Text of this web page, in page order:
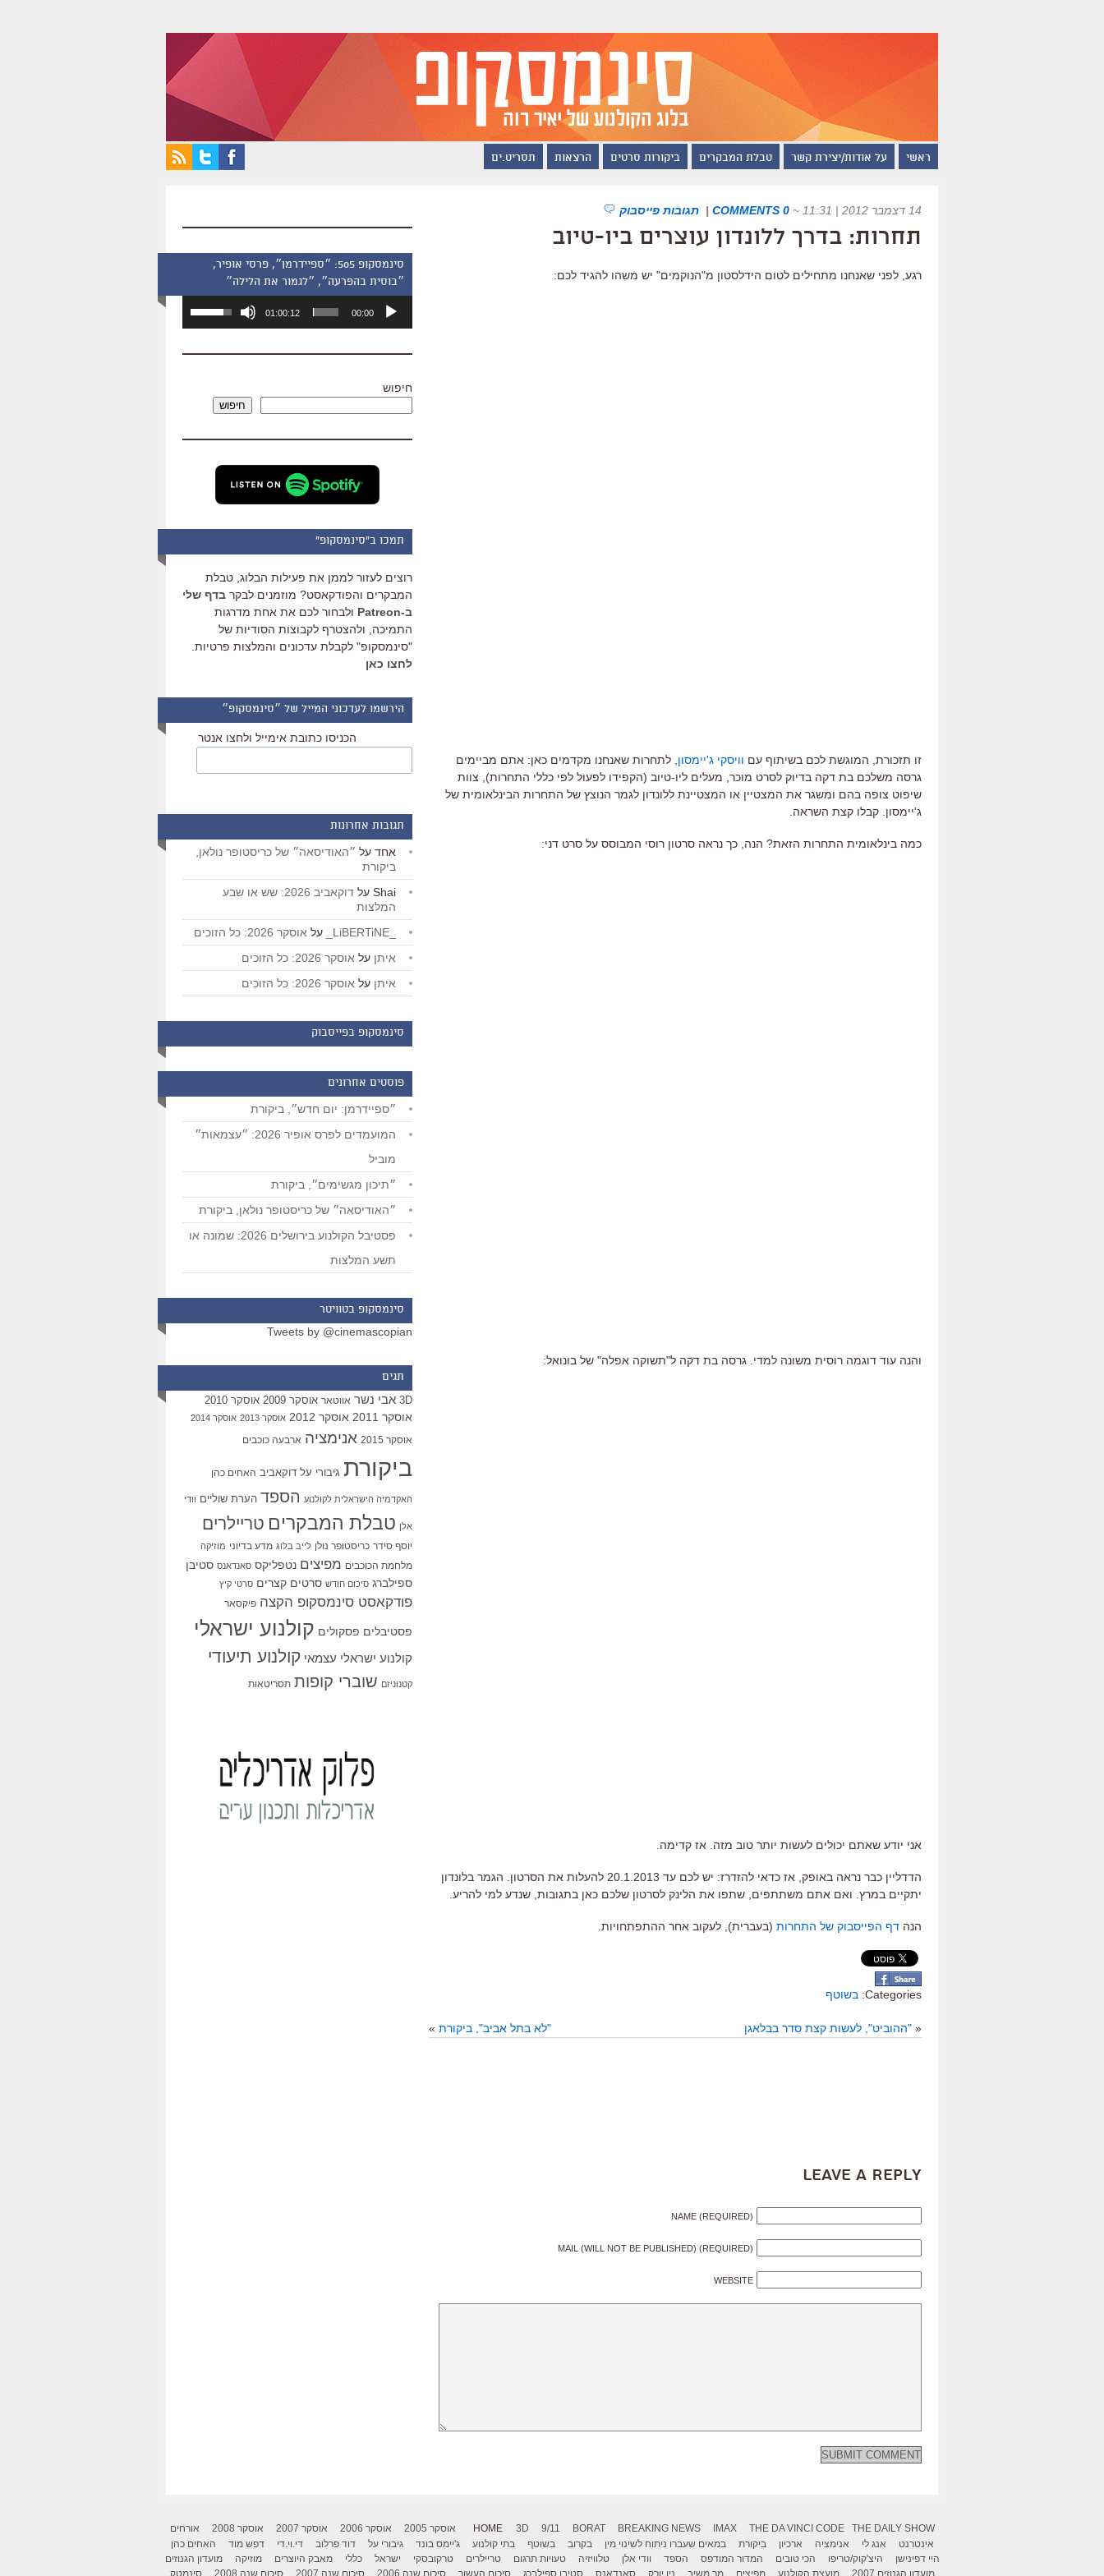
ראשי על אודות/יצירת קשר טבלת המבקרים ביקורות סרטים הרצאות תסריט.ים
14 דצמבר 2012 | 11:31 ~
0 COMMENTS
| תגובות פייסבוק
תחרות: בדרך ללונדון עוצרים ביו-טיוב
רגע, לפני שאנחנו מתחילים לטום הידלסטון מ"הנוקמים" יש משהו להגיד לכם:
זו תזכורת, המוגשת לכם בשיתוף עם וויסקי ג'יימסון , לתחרות שאנחנו מקדמים כאן: אתם מביימים
גרסה משלכם בת דקה בדיוק לסרט מוכר, מעלים ליו-טיוב (הקפידו לפעול לפי כללי התחרות), צוות
שיפוט צופה בהם ומשגר את המצטיין או המצטיינת ללונדון לגמר הנוצץ של התחרות הבינלאומית של
ג'יימסון. קבלו קצת השראה.
כמה בינלאומית התחרות הזאת? הנה, כך נראה סרטון רוסי המבוסס על סרט דני:
והנה עוד דוגמה רוסית משונה למדי. גרסה בת דקה ל"תשוקה אפלה" של בונואל:
אני יודע שאתם יכולים לעשות יותר טוב מזה. אז קדימה.
הדדליין כבר נראה באופק, אז כדאי להזדרז: יש לכם עד 20.1.2013 להעלות את הסרטון. הגמר בלונדון
יתקיים במרץ. ואם אתם משתתפים, שתפו את הלינק לסרטון שלכם כאן בתגובות, שנדע למי להריע.
הנה דף הפייסבוק של התחרות (בעברית), לעקוב אחר ההתפתחויות.
Categories: בשוטף
« "ההוביט", לעשות קצת סדר בבלאגן "לא בתל אביב", ביקורת »
Leave a Reply
NAME (REQUIRED)
MAIL (WILL NOT BE PUBLISHED) (REQUIRED)
WEBSITE
סינמסקופ 505: ״ספיידרמן״, פרסי אופיר,
״בוסית בהפרעה״, ״לגמור את הלילה״
אודיו
00:00
01:00:12
השתמש
כדי
שמע.
חיפוש
חיפוש
תמכו ב"סינמסקופ"
רוצים לעזור לממן את פעילות הבלוג, טבלת
המבקרים והפודקאסט? מוזמנים לבקר בדף שלי
ב-Patreon
ולבחור לכם את אחת מדרגות
התמיכה, ולהצטרף לקבוצות הסודיות של
"סינמסקופ" לקבלת עדכונים והמלצות פרטיות.
לחצו כאן
הירשמו לעדכוני המייל של ״סינמסקופ״
הכניסו כתובת אימייל ולחצו אנטר
תגובות אחרונות
אחד על ״האודיסאה״ של כריסטופר נולאן,
ביקורת
Shai על
דוקאביב 2026: שש או שבע
המלצות
על אוסקר 2026: כל הזוכים
איתן על אוסקר 2026: כל הזוכים
איתן על אוסקר 2026: כל הזוכים
סינמסקופ בפייסבוק
פוסטים אחרונים
״ספיידרמן: יום חדש״, ביקורת
המועמדים לפרס אופיר 2026: ״עצמאות״
מוביל
״תיכון מגשימים״, ביקורת
״האודיסאה״ של כריסטופר נולאן, ביקורת
פסטיבל הקולנוע בירושלים 2026: שמונה או
תשע המלצות
סינמסקופ בטוויטר
Tweets by @cinemascopian
תגים
3D אבי נשר אווטאר אוסקר 2009 אוסקר 2010
אוסקר 2011 אוסקר 2012 אוסקר 2013 אוסקר 2014
אוסקר 2015 אנימציה ארבעה כוכבים
ביקורת גיבורי על דוקאביב האחים כהן
האקדמיה הישראלית לקולנוע הספד הערת שוליים וודי
אלן טבלת המבקרים טריילרים
יוסף סידר כריסטופר נולן לייב בלוג מדע בדיוני מוזיקה
מלחמת הכוכבים מפיצים נטפליקס סאנדאנס סטיבן
ספילברג סיכום חודש סרטים קצרים סרטי קיץ
פודקאסט סינמסקופ הקצה פיקסאר
פסטיבלים פסקולים קולנוע ישראלי
קולנוע ישראלי עצמאי קולנוע תיעודי
קטנוניזם שוברי קופות תסריטאות
HOME 3D 9/11 BORAT BREAKING NEWS IMAX THE DA VINCI CODE THE DAILY SHOW אוסקר 2005 אוסקר 2006 אוסקר 2007 אוסקר 2008
אורחים
אינטרנט
אנג לי אנימציה ארכיון ביקורת במאים שעברו ניתוח לשינוי מין בקרוב בשוטף בתי קולנוע ג'יימס בונד גיבורי על דוד פרלוב די.וי.די דפש מוד
האחים כהן
היי דפינישן
היצ'קוק/טריפו הכי טובים המדור המודפס הספד וודי אלן טלוויזיה טעויות תרגום טריילרים טרקובסקי ישראל כללי מאבק היוצרים מוזיקה
מועדון הגנוזים
מועדון הגנוזים 2007
מועצת הקולנוע מפיצים מר משיב ניו יורק סאנדאנס סטיבן ספילברג סיכום העשור סיכום שנה 2006 סיכום שנה 2007 סיכום שנה 2008 סינמטק